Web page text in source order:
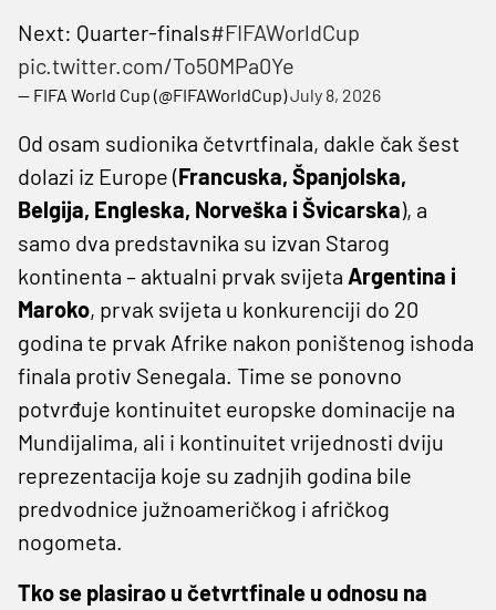
Next: Quarter-finals#FIFAWorldCup
pic.twitter.com/To50MPa0Ye
— FIFA World Cup (@FIFAWorldCup)July 8, 2026
Od osam sudionika četvrtfinala, dakle čak šest
dolazi iz Europe (Francuska, Španjolska,
Belgija, Engleska, Norveška i Švicarska), a
samo dva predstavnika su izvan Starog
kontinenta – aktualni prvak svijeta Argentina i
Maroko, prvak svijeta u konkurenciji do 20
godina te prvak Afrike nakon poništenog ishoda
finala protiv Senegala. Time se ponovno
potvrđuje kontinuitet europske dominacije na
Mundijalima, ali i kontinuitet vrijednosti dviju
reprezentacija koje su zadnjih godina bile
predvodnice južnoameričkog i afričkog
nogometa.
Tko se plasirao u četvrtfinale u odnosu na